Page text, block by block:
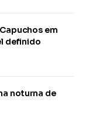
em
definido
noturna de